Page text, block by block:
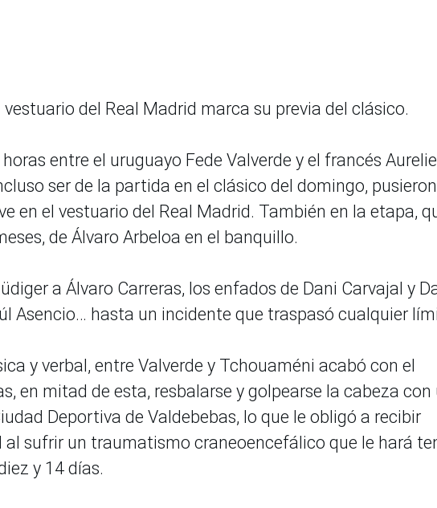
del Real Madrid marca su previa del clásico.
entre el uruguayo Fede Valverde y el francés
ser de la partida en el clásico del domingo,
en el vestuario del Real Madrid. También en la etapa,
de Álvaro Arbeloa en el banquillo.
a Álvaro Carreras, los enfados de Dani Carvajal y
Asencio… hasta un incidente que traspasó cualquier
y verbal, entre Valverde y Tchouaméni acabó con el
en mitad de esta, resbalarse y golpearse la cabeza con
Deportiva de Valdebebas, lo que le obligó a recibir
sufrir un traumatismo craneoencefálico que le hará
y 14 días.